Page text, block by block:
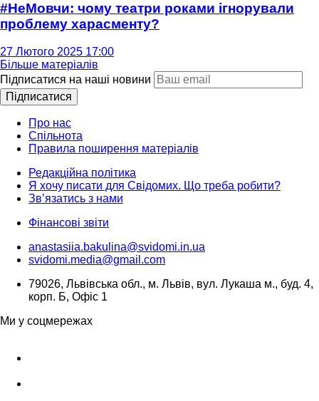
#НеМовчи: чому театри роками ігнорували
проблему харасменту?
27 Лютого 2025 17:00
Більше матеріалів
Підписатися на наші новини
Підписатися
Про нас
Спільнота
Правила поширення матеріалів
Редакційна політика
Я хочу писати для Свідомих. Що треба робити?
Зв’язатись з нами
Фінансові звіти
anastasiia.bakulina@svidomi.in.ua
svidomi.media@gmail.com
79026, Львівська обл., м. Львів, вул. Лукаша м., буд. 4,
корп. Б, Офіс 1
Ми у соцмережах